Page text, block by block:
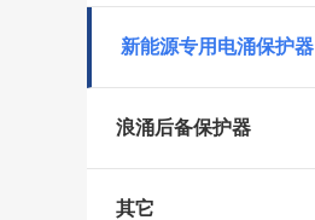
新能源专用电涌保护器
浪涌后备保护器
其它